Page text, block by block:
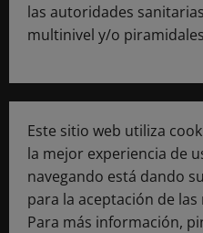
las autoridades
multinivel y/o
Este sitio web utiliza
la mejor experiencia de
navegando está dando
para la aceptación de
Para más información,